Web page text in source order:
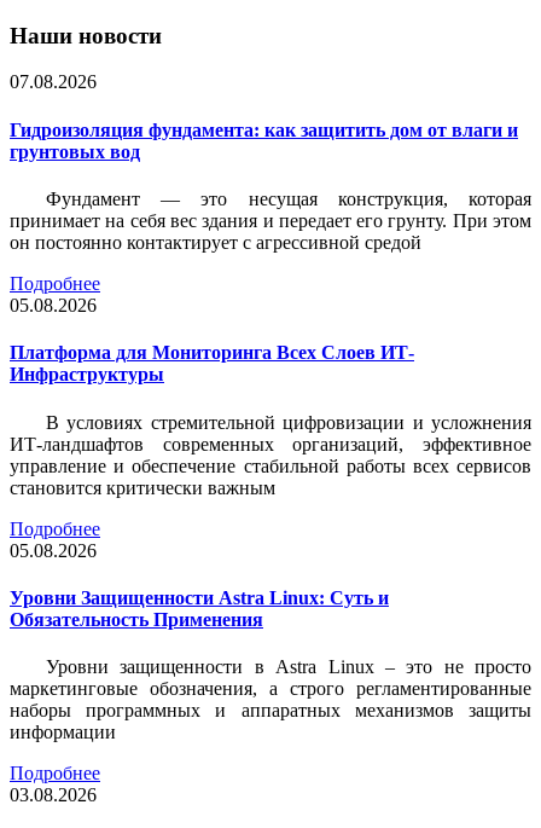
Наши новости
07.08.2026
Гидроизоляция фундамента: как защитить дом от влаги и
грунтовых вод
Фундамент — это несущая конструкция, которая
принимает на себя вес здания и передает его грунту. При этом
он постоянно контактирует с агрессивной средой
Подробнее
05.08.2026
Платформа для Мониторинга Всех Слоев ИТ-
Инфраструктуры
В условиях стремительной цифровизации и усложнения
ИТ-ландшафтов современных организаций, эффективное
управление и обеспечение стабильной работы всех сервисов
становится критически важным
Подробнее
05.08.2026
Уровни Защищенности Astra Linux: Суть и
Обязательность Применения
Уровни защищенности в Astra Linux – это не просто
маркетинговые обозначения, а строго регламентированные
наборы программных и аппаратных механизмов защиты
информации
Подробнее
03.08.2026